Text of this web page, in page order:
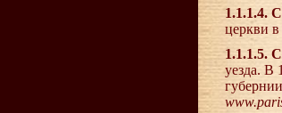
1.1.1.4.
церкви
1.1.1.5.
уезда. В